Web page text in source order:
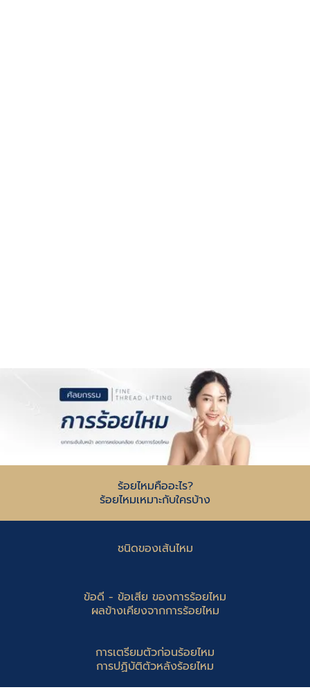
ร้อยไหมคืออะไร?
ร้อยไหมเหมาะกับใครบ้าง
ชนิดของเส้นไหม
ข้อดี - ข้อเสีย ของการร้อยไหม
ผลข้างเคียงจากการร้อยไหม
การเตรียมตัวก่อนร้อยไหม
การปฏิบัติตัวหลังร้อยไหม